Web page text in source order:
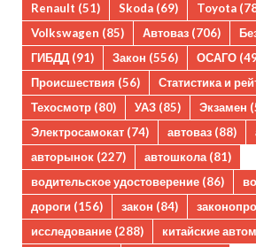
Renault (51) Skoda (69) Toyota
Volkswagen (85) Автоваз (706)
ГИБДД (91) Закон (556) ОСАГО
Происшествия (56) Статистика и
Техосмотр (80) УАЗ (85) Экзамен
Электросамокат (74) автоваз (88)
авторынок (227) автошкола(81)
водительское удостоверение (86)
дороги (156) закон (84)
исследование (288) китайские